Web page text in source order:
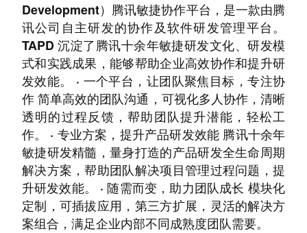
Development）腾讯敏捷协作平台，是一款由腾
讯公司自主研发的协作及软件研发管理平台。
TAPD 沉淀了腾讯十余年敏捷研发文化、研发模
式和实践成果，能够帮助企业高效协作和提升研
发效能。 · 一个平台，让团队聚焦目标，专注协
作 简单高效的团队沟通，可视化多人协作，清晰
透明的过程反馈，帮助团队提升潜能，轻松工
作。 · 专业方案，提升产品研发效能 腾讯十余年
敏捷研发精髓，量身打造的产品研发全生命周期
解决方案，帮助团队解决项目管理过程问题，提
升研发效能。 · 随需而变，助力团队成长 模块化
定制，可插拔应用，第三方扩展，灵活的解决方
案组合，满足企业内部不同成熟度团队需要。